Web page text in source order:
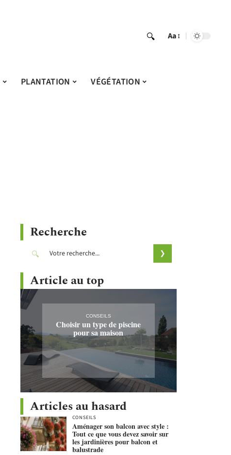
Aa
PLANTATION VÉGÉTATION
Recherche
Article au top
CONSEILS
Choisir un type de piscine
pour sa maison
Articles au hasard
CONSEILS
Aménager son balcon avec style :
Tout ce que vous devez savoir sur
les jardinières pour balcon et
balustrade